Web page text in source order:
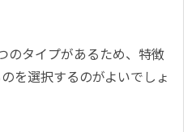
のタイプがあるため、特徴
を選択するのがよいでしょ